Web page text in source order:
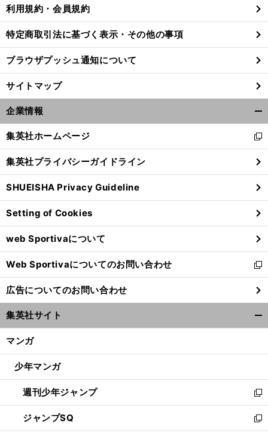
。
大
」
前
利用規約・会員規約
特定商取引法に基づく表示・その他の事項
ブラウザプッシュ通知について
サイトマップ
企業情報
閉
る
集英社ホームページ
新
し
い
ウ
ィ
ン
ド
ウ
で
開
く
集英社プライバシーガイドライン
SHUEISHA Privacy Guideline
Setting of Cookies
web Sportivaについて
Web Sportivaについてのお問い合わせ
新
し
い
ウ
ィ
ン
ウ
開
く
広告についてのお問い合わせ
集英社サイト
マンガ
少年マンガ
週刊少年ジャンプ
新
し
い
ジャンプSQ
新